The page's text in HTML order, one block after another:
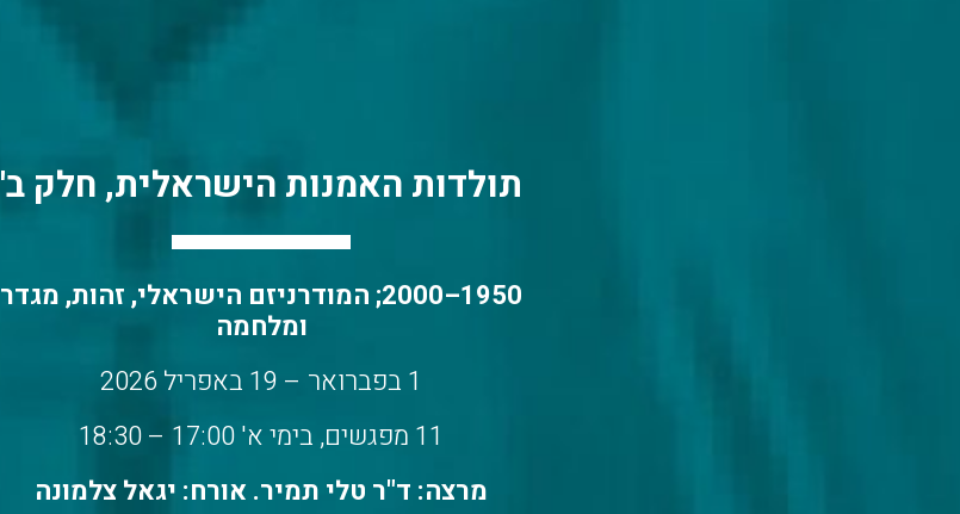
תולדות האמנות הישראלית, חלק ב'
1950–2000; המודרניזם הישראלי, זהות, מגדר
ומלחמה
1 בפברואר – 19 באפריל 2026
11 מפגשים, בימי א' 17:00 – 18:30
מרצה: ד"ר טלי תמיר. אורח: יגאל צלמונה